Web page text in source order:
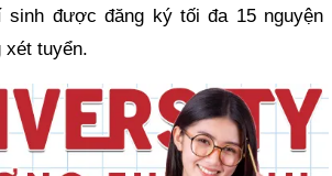
sinh được đăng ký tối đa 15 nguyện
xét tuyển.